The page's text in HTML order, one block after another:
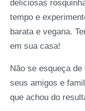
deliciosas
tempo e
barata e vegana.
em sua casa!
Não se esqueça
seus amigos e
que achou do